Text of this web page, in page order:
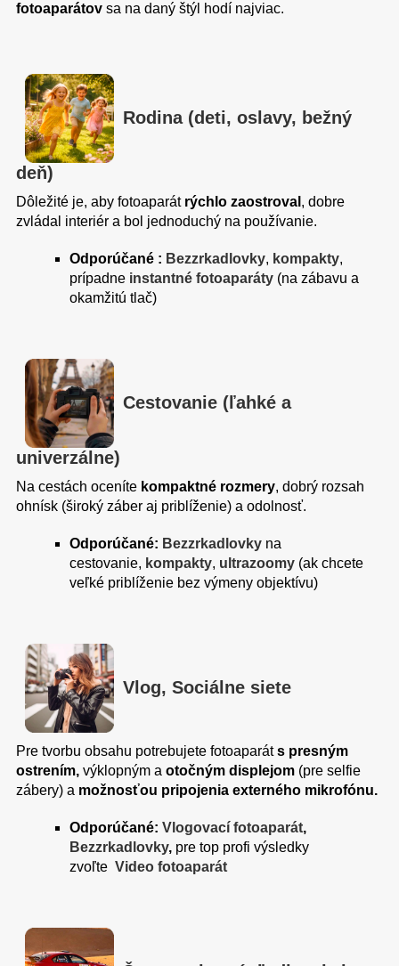
fotoaparátov sa na daný štýl hodí najviac.
Rodina (deti, oslavy, bežný
deň)
Dôležité je, aby fotoaparát rýchlo zaostroval , dobre
zvládal interiér a bol jednoduchý na používanie.
Odporúčané : Bezzrkadlovky, kompakty,
prípadne instantné fotoaparáty (na zábavu a
okamžitú tlač)
Cestovanie (ľahké a
univerzálne)
Na cestách oceníte kompaktné rozmery, dobrý rozsah
ohnísk (široký záber aj priblíženie) a odolnosť.
Odporúčané: Bezzrkadlovky na
cestovanie, kompakty, ultrazoomy (ak chcete
veľké priblíženie bez výmeny objektívu)
Vlog, Sociálne siete
Pre tvorbu obsahu potrebujete fotoaparáts presným
ostrením, výklopným a otočným displejom (pre selfie
zábery) a možnosťou pripojenia externého mikrofónu.
Odporúčané: Vlogovací fotoaparát,
Bezzrkadlovky, pre top profi výsledky
zvoľte Video fotoaparát